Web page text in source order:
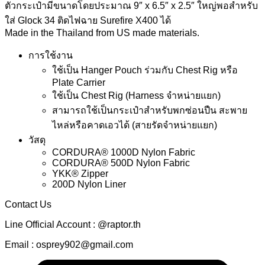
ตัวกระเป๋ามีขนาดโดยประมาณ 9″ x 6.5″ x 2.5″ ใหญ่พอสำหรับ
ใส่ Glock 34 ติดไฟฉาย Surefire X400 ได้
Made in the Thailand from US made materials.
การใช้งาน
ใช้เป็น Hanger Pouch ร่วมกับ Chest Rig หรือ
Plate Carrier
ใช้เป็น Chest Rig (Harness จำหน่ายแยก)
สามารถใช้เป็นกระเป๋าสำหรับพกซ่อนปืน สะพาย
ไหล่หรือคาดเอวได้ (สายรัดจำหน่ายแยก)
วัสดุ
CORDURA® 1000D Nylon Fabric
CORDURA® 500D Nylon Fabric
YKK® Zipper
200D Nylon Liner
Contact Us
Line Official Account : @raptor.th
Email : osprey902@gmail.com